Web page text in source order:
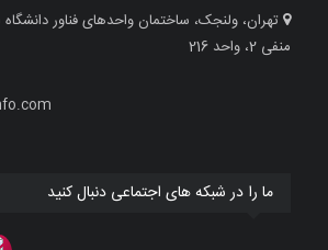
تهران، ولنجک، ساختمان واحدهای فناور
منفی 2، واحد 216
ما را در شبکه های اجتماعی دنبال کنید